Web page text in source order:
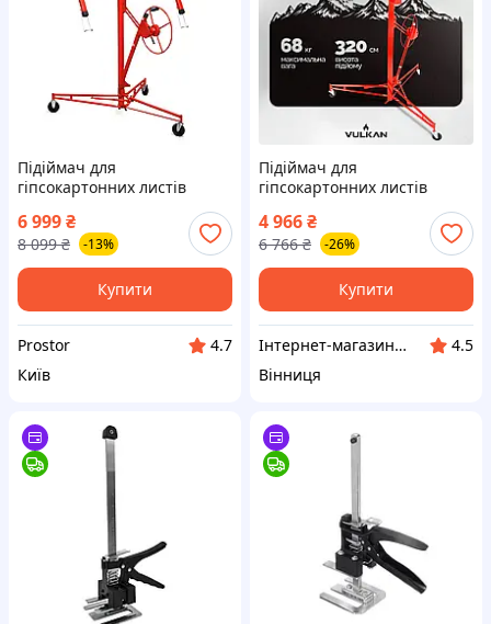
Підіймач для
гіпсокартонних листів
ImportMax PPG 3.5M 3,5 м
68 кг підіймач для
гіпсокартону для ремонтів
6 999₴
8 099 ₴ -13%
Купити
Prostor
4.7
Київ
Підіймач для
гіпсокартонних листів
підйомник для гіпсокартону
4 966₴
6 766 ₴ -26%
Купити
Інтернет-магазин ➤ Вулкан🔸
4.5
Вінниця